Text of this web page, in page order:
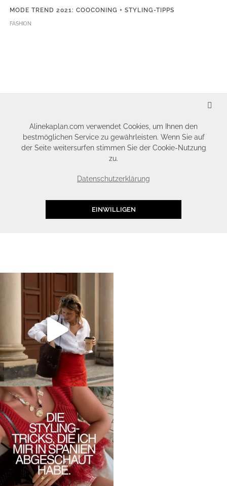
MODE TREND 2021: COOCONING + STYLING-TIPPS
FASHION
Alinekaplan.com verwendet Cookies, um Ihnen den
bestmöglichen Service zu gewährleisten. Wenn Sie auf
der Seite weitersurfen stimmen Sie der Cookie-Nutzung
zu.
Datenschutzerklärung
EINWILLIGEN